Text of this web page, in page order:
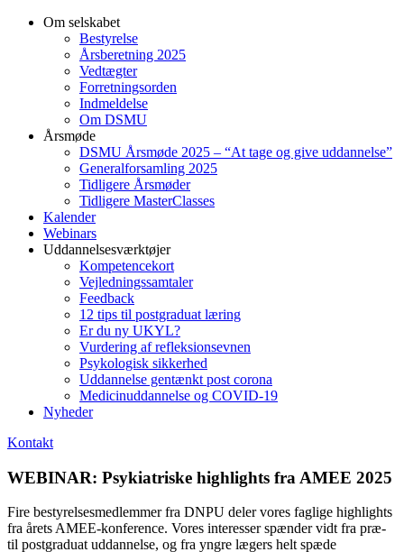
Om selskabet
Bestyrelse
Årsberetning 2025
Vedtægter
Forretningsorden
Indmeldelse
Om DSMU
Årsmøde
DSMU Årsmøde 2025 – “At tage og give uddannelse”
Generalforsamling 2025
Tidligere Årsmøder
Tidligere MasterClasses
Kalender
Webinars
Uddannelsesværktøjer
Kompetencekort
Vejledningssamtaler
Feedback
12 tips til postgraduat læring
Er du ny UKYL?
Vurdering af refleksionsevnen
Psykologisk sikkerhed
Uddannelse gentænkt post corona
Medicinuddannelse og COVID-19
Nyheder
Kontakt
WEBINAR: Psykiatriske highlights fra AMEE 2025
Fire bestyrelsesmedlemmer fra DNPU deler vores faglige highlights
fra årets AMEE-konference. Vores interesser spænder vidt fra præ-
til postgraduat uddannelse, og fra yngre lægers helt spæde